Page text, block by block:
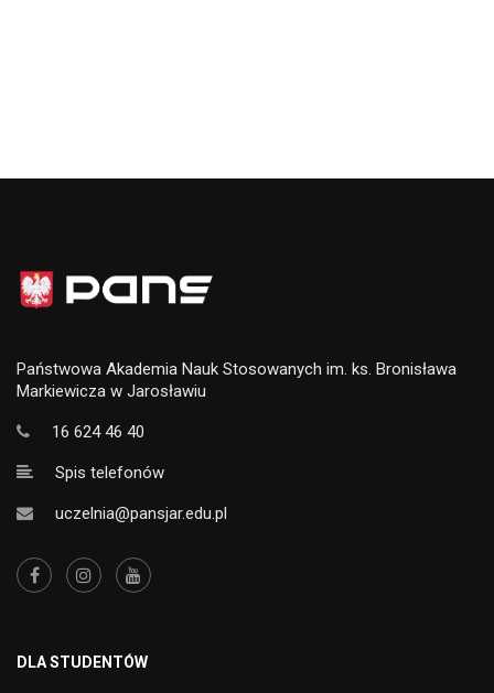
Państwowa Akademia Nauk Stosowanych im. ks. Bronisława
Markiewicza w Jarosławiu
16 624 46 40
Spis telefonów
uczelnia@pansjar.edu.pl
DLA STUDENTÓW